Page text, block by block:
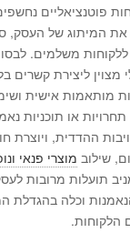
פוטנציאליים
את המיתוג של העסק,
משלמים.
מצוין ליצירת קשרים
מותאמות אישית
תחרויות או תוכניות
ההדדית, ויוצרת
שילוב מוצרי פנאי
תועלות מרובות
וכלה בהגדלת
הלקוחות.